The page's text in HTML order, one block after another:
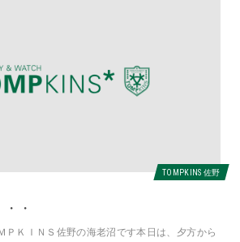
TOMPKINS 佐野
・
ＰＫＩＮＳ佐野の海老沼です本日は、夕方から